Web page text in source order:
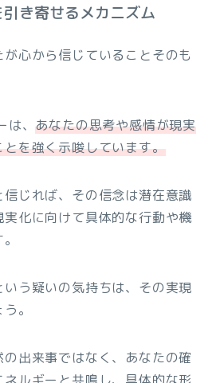
き寄せるメカニズム
が心から信じていることそのも
は、あなたの思考や感情が現実
を強く示唆しています。
じれば、その信念は潜在意識
化に向けて具体的な行動や機
う疑いの気持ちは、その実現
。
出来事ではなく、あなたの確